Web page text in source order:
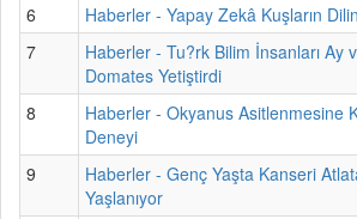
6
Haberler - Yapay Zekâ Kuşların
7
Haberler - Tu?rk Bilim İnsanları Ay
Domates Yetiştirdi
8
Haberler - Okyanus Asitlenmesine
Deneyi
9
Haberler - Genç Yaşta Kanseri
Yaşlanıyor